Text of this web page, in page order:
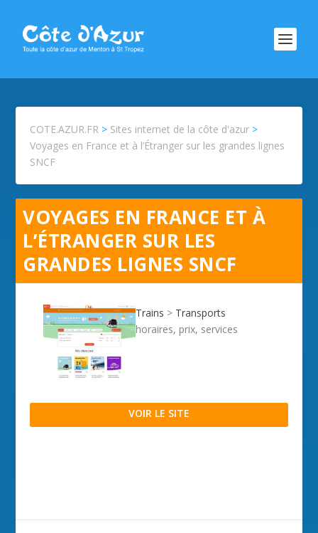
COTE.AZUR.FR > Sites internet de la côte d'azur >
Voyages en France et à l’Étranger sur les grandes lignes
SNCF
VOYAGES EN FRANCE ET À
L’ÉTRANGER SUR LES
GRANDES LIGNES SNCF
Trains > Transports
horaires, prix, services
VOIR LE SITE